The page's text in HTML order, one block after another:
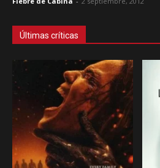
Últimas críticas